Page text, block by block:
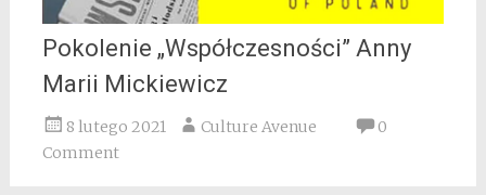
Pokolenie „Współczesności” Anny
Marii Mickiewicz
8 lutego 2021 Culture Avenue
0
Comment